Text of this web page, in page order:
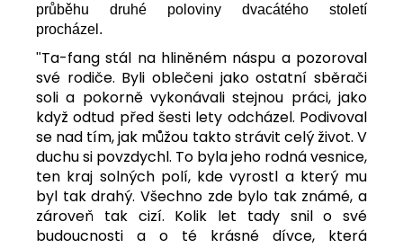
průběhu druhé poloviny dvacátého století
procházel.
"Ta-fang stál na hliněném náspu a pozoroval
své rodiče. Byli oblečeni jako ostatní sběrači
soli a pokorně vykonávali stejnou práci, jako
když odtud před šesti lety odcházel. Podivoval
se nad tím, jak můžou takto strávit celý život. V
duchu si povzdychl. To byla jeho rodná vesnice,
ten kraj solných polí, kde vyrostl a který mu
byl tak drahý. Všechno zde bylo tak známé, a
zároveň tak cizí. Kolik let tady snil o své
budoucnosti a o té krásné dívce, která